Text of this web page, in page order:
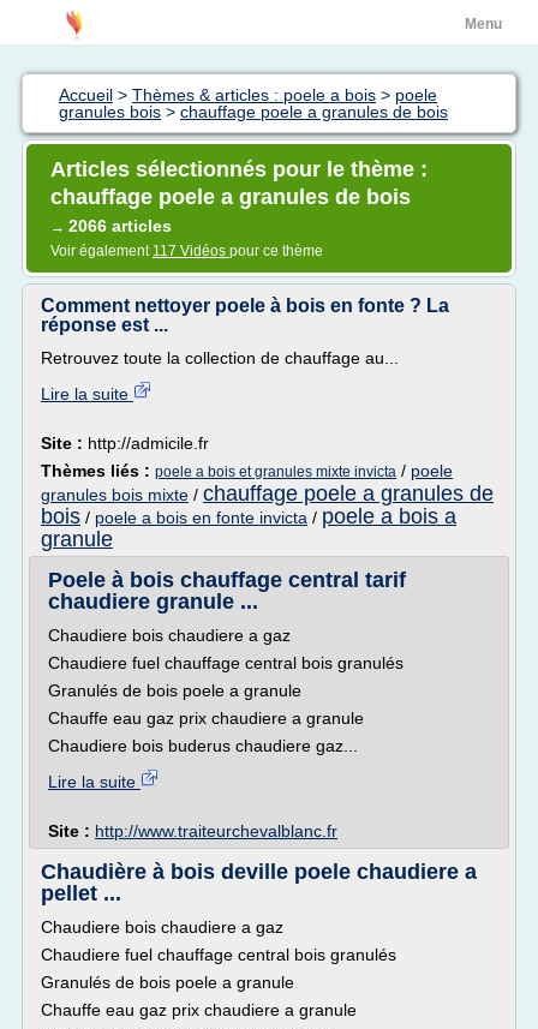
Menu
Accueil > Thèmes & articles : poele a bois > poele
granules bois > chauffage poele a granules de bois
Articles sélectionnés pour le thème :
chauffage poele a granules de bois
→ 2066 articles
Voir également 117 Vidéos pour ce thème
Comment nettoyer poele à bois en fonte ? La
réponse est ...
Retrouvez toute la collection de chauffage au...
Lire la suite
Site : http://admicile.fr
Thèmes liés : poele a bois et granules mixte invicta / poele
granules bois mixte / chauffage poele a granules de
bois / poele a bois en fonte invicta / poele a bois a
granule
Poele à bois chauffage central tarif
chaudiere granule ...
Chaudiere bois chaudiere a gaz
Chaudiere fuel chauffage central bois granulés
Granulés de bois poele a granule
Chauffe eau gaz prix chaudiere a granule
Chaudiere bois buderus chaudiere gaz...
Lire la suite
Site : http://www.traiteurchevalblanc.fr
Chaudière à bois deville poele chaudiere a
pellet ...
Chaudiere bois chaudiere a gaz
Chaudiere fuel chauffage central bois granulés
Granulés de bois poele a granule
Chauffe eau gaz prix chaudiere a granule